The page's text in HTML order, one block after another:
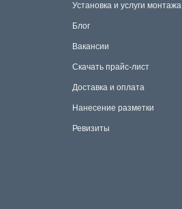
Установка и услуги монтажа
Блог
Вакансии
Скачать прайс-лист
Доставка и оплата
Нанесение разметки
Ревизиты